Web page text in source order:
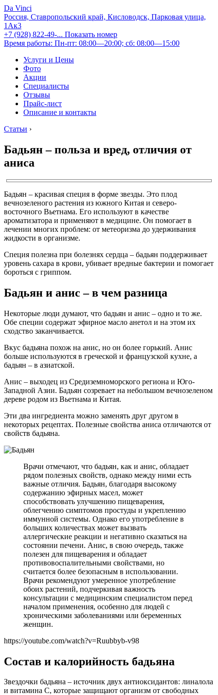
Da Vinci
Россия, Ставропольский край, Кисловодск, Парковая улица,
1Ак3
+7 (928) 822-49-... Показать номер
Время работы: Пн-пт: 08:00—20:00; сб: 08:00—15:00
Услуги и Цены
Фото
Акции
Специалисты
Отзывы
Прайс-лист
Описание и контакты
Статьи ›
Бадьян – польза и вред, отличия от
аниса
Бадьян – красивая специя в форме звезды. Это плод
вечнозеленого растения из южного Китая и северо-
восточного Вьетнама. Его используют в качестве
ароматизатора и применяют в медицине. Он помогает в
лечении многих проблем: от метеоризма до удерживания
жидкости в организме.
Специя полезна при болезнях сердца – бадьян поддерживает
уровень сахара в крови, убивает вредные бактерии и помогает
бороться с гриппом.
Бадьян и анис – в чем разница
Некоторые люди думают, что бадьян и анис – одно и то же.
Обе специи содержат эфирное масло анетол и на этом их
сходство заканчивается.
Вкус бадьяна похож на анис, но он более горький. Анис
больше используются в греческой и французской кухне, а
бадьян – в азиатской.
Анис – выходец из Средиземноморского региона и Юго-
Западной Азии. Бадьян созревает на небольшом вечнозеленом
дереве родом из Вьетнама и Китая.
Эти два ингредиента можно заменять друг другом в
некоторых рецептах. Полезные свойства аниса отличаются от
свойств бадьяна.
Врачи отмечают, что бадьян, как и анис, обладает
рядом полезных свойств, однако между ними есть
важные отличия. Бадьян, благодаря высокому
содержанию эфирных масел, может
способствовать улучшению пищеварения,
облегчению симптомов простуды и укреплению
иммунной системы. Однако его употребление в
больших количествах может вызвать
аллергические реакции и негативно сказаться на
состоянии печени. Анис, в свою очередь, также
полезен для пищеварения и обладает
противовоспалительными свойствами, но
считается более безопасным в использовании.
Врачи рекомендуют умеренное употребление
обоих растений, подчеркивая важность
консультации с медицинским специалистом перед
началом применения, особенно для людей с
хроническими заболеваниями или беременных
женщин.
https://youtube.com/watch?v=Ruubbyb-v98
Состав и калорийность бадьяна
Звездочки бадьяна – источник двух антиоксидантов: линалола
и витамина С, которые защищают организм от свободных